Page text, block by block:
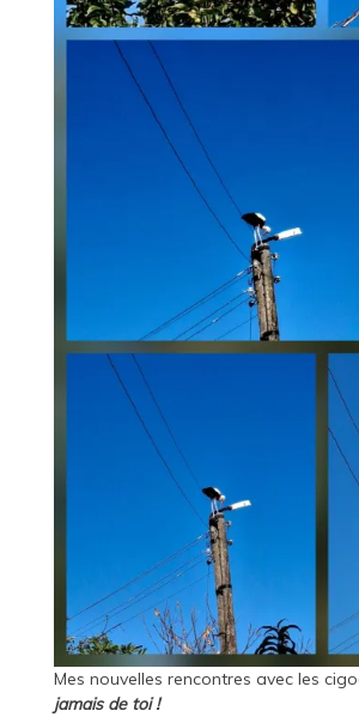
Mes nouvelles rencontres avec les
jamais de toi !